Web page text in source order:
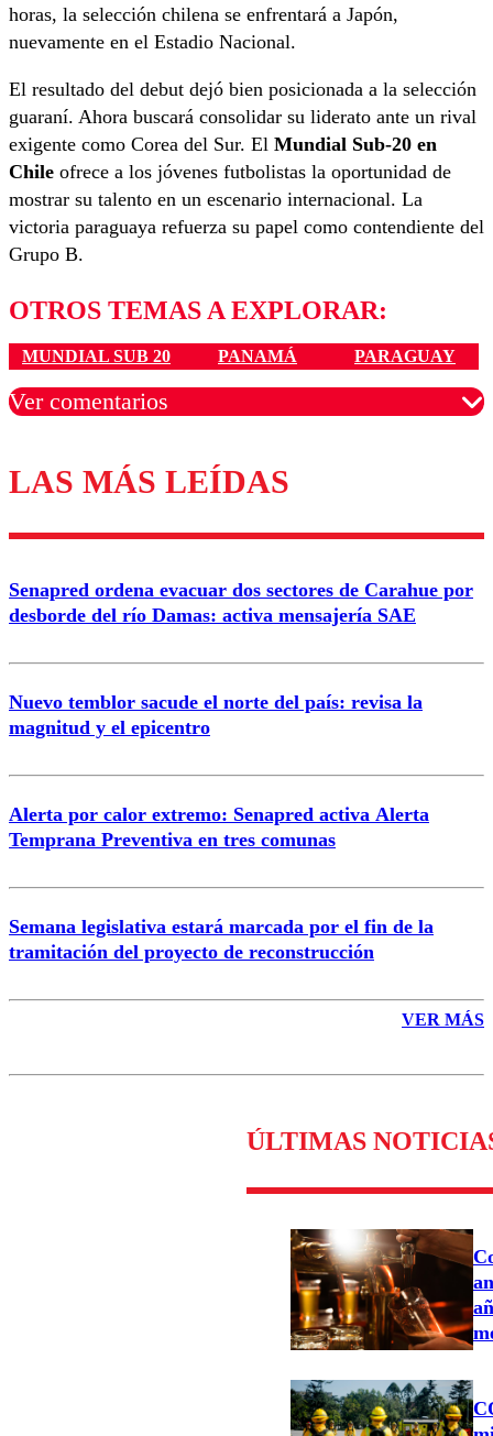
horas, la selección chilena se enfrentará a Japón,
nuevamente en el Estadio Nacional.
El resultado del debut dejó bien posicionada a la selección
guaraní. Ahora buscará consolidar su liderato ante un rival
exigente como Corea del Sur. El Mundial Sub-20 en
Chile ofrece a los jóvenes futbolistas la oportunidad de
mostrar su talento en un escenario internacional. La
victoria paraguaya refuerza su papel como contendiente del
Grupo B.
OTROS TEMAS A EXPLORAR:
MUNDIAL SUB 20 PANAMÁ PARAGUAY
Ver comentarios
Los comentarios son moderados para garantizar un
diálogo respetuoso.
Nombre
Correo
LAS MÁS LEÍDAS
Senapred ordena evacuar dos sectores de Carahue por
desborde del río Damas: activa mensajería SAE
Nuevo temblor sacude el norte del país: revisa la
magnitud y el epicentro
Alerta por calor extremo: Senapred activa Alerta
Temprana Preventiva en tres comunas
Semana legislativa estará marcada por el fin de la
tramitación del proyecto de reconstrucción
VER MÁS
ÚLTIMAS